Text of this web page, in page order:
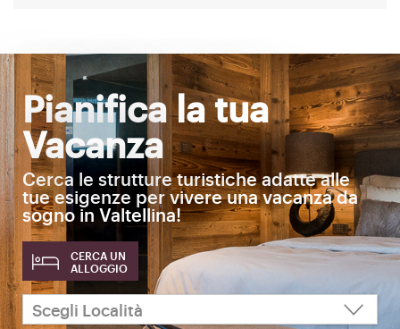
Pianifica la tua
Vacanza
Cerca le strutture turistiche adatte alle
tue esigenze per vivere una vacanza da
sogno in Valtellina!
CERCA UN
ALLOGGIO